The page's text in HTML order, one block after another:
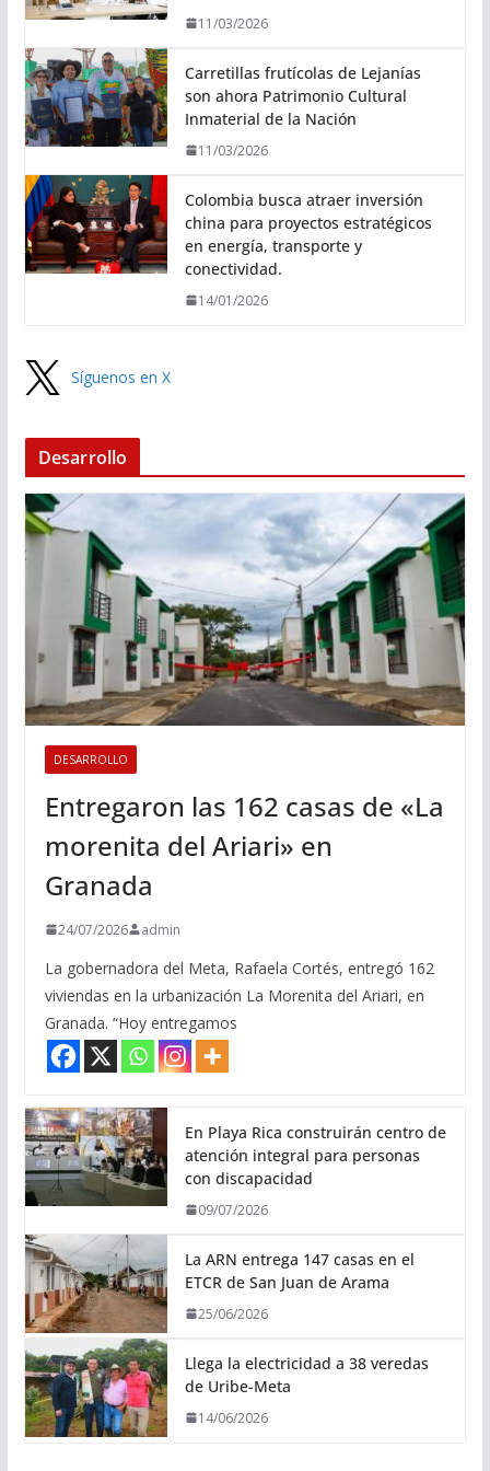
11/03/2026
Carretillas frutícolas de Lejanías
son ahora Patrimonio Cultural
Inmaterial de la Nación
11/03/2026
Colombia busca atraer inversión
china para proyectos estratégicos
en energía, transporte y
conectividad.
14/01/2026
Síguenos en X
Desarrollo
DESARROLLO
Entregaron las 162 casas de «La
morenita del Ariari» en
Granada
24/07/2026 admin
La gobernadora del Meta, Rafaela Cortés, entregó 162
viviendas en la urbanización La Morenita del Ariari, en
Granada. “Hoy entregamos
En Playa Rica construirán centro de
atención integral para personas
con discapacidad
09/07/2026
La ARN entrega 147 casas en el
ETCR de San Juan de Arama
25/06/2026
Llega la electricidad a 38 veredas
de Uribe-Meta
14/06/2026